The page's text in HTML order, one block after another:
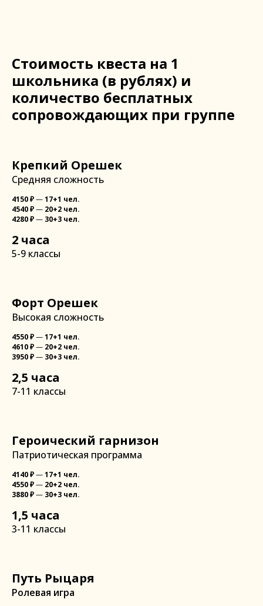
Стоимость квеста на 1
школьника (в рублях) и
количество бесплатных
сопровождающих при группе
Крепкий Орешек
Средняя сложность
4150₽—17+1 чел.
4540₽— 20+2 чел.
4280₽— 30+3 чел.
2 часа
5-9 классы
Форт Орешек
Высокая сложность
4550₽—17+1 чел.
4610₽— 20+2 чел.
3950₽— 30+3 чел.
2,5 часа
7-11 классы
Героический гарнизон
Патриотическая программа
4140₽—17+1 чел.
4550₽— 20+2 чел.
3880₽— 30+3 чел.
1,5 часа
3-11 классы
Путь Рыцаря
Ролевая игра